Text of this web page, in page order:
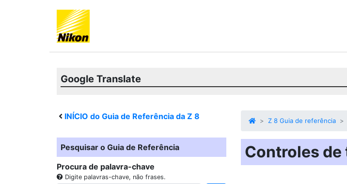
Google Translate
INÍCIO do Guia de Referência da Z 8
Pesquisar o Guia de Referência
Procura de palavra-chave
Digite palavras-chave, não frases.
Z 8 Guia de referência
Controles de